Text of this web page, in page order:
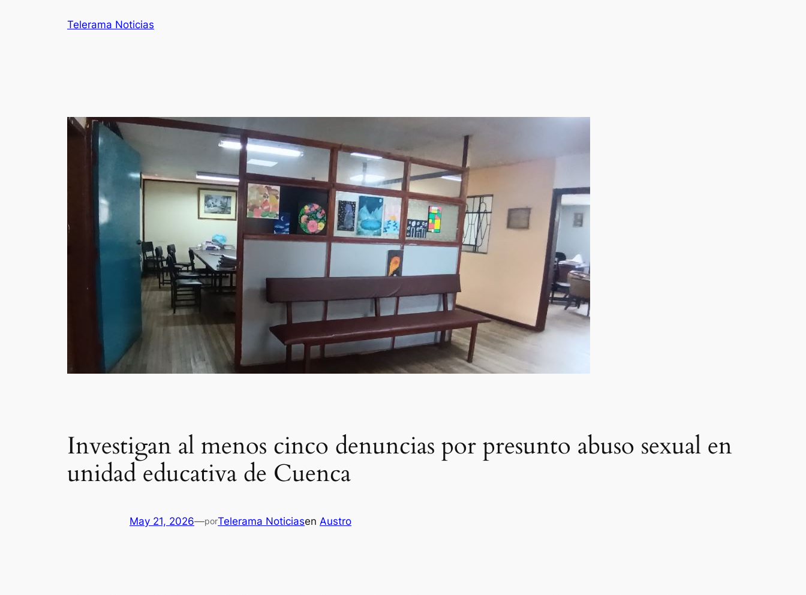
Telerama Noticias
Investigan al menos cinco denuncias por presunto abuso sexual en
unidad educativa de Cuenca
May 21, 2026—porTelerama Noticiasen Austro